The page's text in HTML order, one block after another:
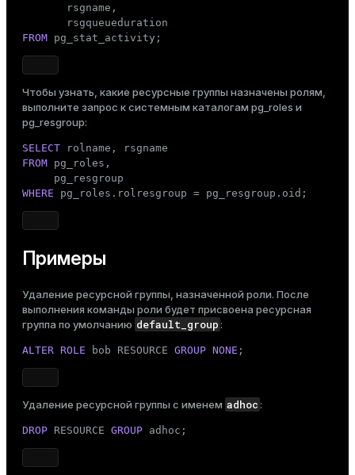
       rsgname,
FROM pg_stat_activity;
Чтобы узнать, какие ресурсные группы назначены ролям,
выполните запрос к системным каталогам pg_roles и
pg_resgroup:
SELECT
FROM pg_roles,
WHERE pg_roles.rolresgroup = pg_resgroup.oid;
Примеры
Удаление ресурсной группы, назначенной роли. После
выполнения команды роли будет присвоена ресурсная
группа по умолчанию default_group:
ALTER ROLE bob RESOURCE GROUP NONE ;
Удаление ресурсной группы с именем adhoc:
DROP RESOURCE GROUP adhoc;